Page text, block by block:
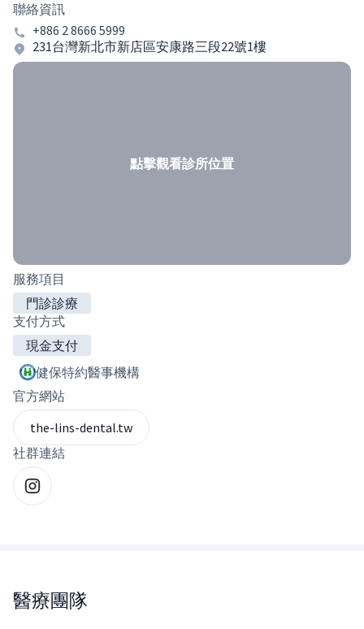
聯絡資訊
+886 2 8666 5999
231台灣新北市新店區安康路三段22號1樓
點擊觀看診所位置
服務項目
門診診療
支付方式
現金支付
健保特約醫事機構
官方網站
the-lins-dental.tw
社群連結
醫療團隊